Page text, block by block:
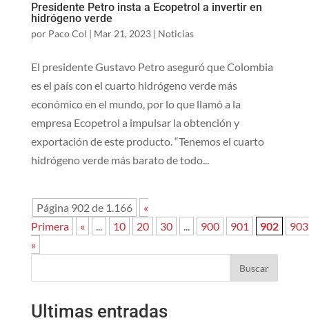
Presidente Petro insta a Ecopetrol a invertir en
hidrógeno verde
por Paco Col Mar 21, 2023| Noticias
El presidente Gustavo Petro aseguró que Colombia
es el país con el cuarto hidrógeno verde más
económico en el mundo, por lo que llamó a la
empresa Ecopetrol a impulsar la obtención y
exportación de este producto. “Tenemos el cuarto
hidrógeno verde más barato de todo...
Página 902 de 1.166
«
Primera
« ... 10 20 30 ... 900 901 902
903
»
Buscar
Ultimas entradas